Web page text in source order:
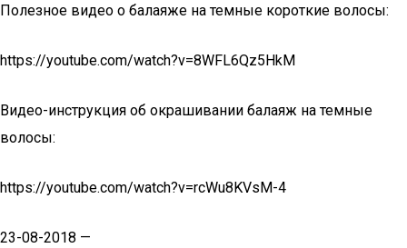
Полезное видео о балаяже на темные короткие волосы:
https://youtube.com/watch?v=8WFL6Qz5HkM
Видео-инструкция об окрашивании балаяж на темные
волосы:
https://youtube.com/watch?v=rcWu8KVsM-4
23-08-2018 —